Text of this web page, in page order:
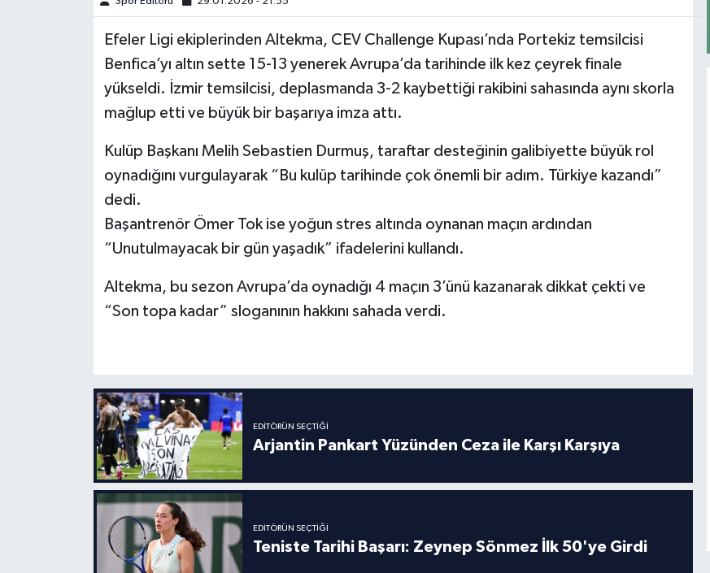
Efeler Ligi ekiplerinden Altekma, CEV Challenge Kupası’nda Portekiz temsilcisi
Benfica’yı altın sette 15-13 yenerek Avrupa’da tarihinde ilk kez çeyrek finale
yükseldi. İzmir temsilcisi, deplasmanda 3-2 kaybettiği rakibini sahasında aynı skorla
mağlup etti ve büyük bir başarıya imza attı.
Kulüp Başkanı Melih Sebastien Durmuş, taraftar desteğinin galibiyette büyük rol
oynadığını vurgulayarak “Bu kulüp tarihinde çok önemli bir adım. Türkiye kazandı”
dedi.
Başantrenör Ömer Tok ise yoğun stres altında oynanan maçın ardından
“Unutulmayacak bir gün yaşadık” ifadelerini kullandı.
Altekma, bu sezon Avrupa’da oynadığı 4 maçın 3’ünü kazanarak dikkat çekti ve
“Son topa kadar” sloganının hakkını sahada verdi.
EDITÖRÜN SEÇTIĞI
Arjantin Pankart Yüzünden Ceza ile Karşı Karşıya
EDITÖRÜN SEÇTIĞI
Teniste Tarihi Başarı: Zeynep Sönmez İlk 50'ye Girdi
Türkiye Basketbol Ligi
Kadınlar Basketbol Ligi
Diğer Basketbol Ligleri
Motor Sporları
Su Sporları